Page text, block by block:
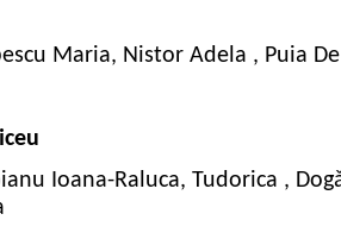
Maria, Nistor Adela , Puia
Ioana-Raluca, Tudorica ,